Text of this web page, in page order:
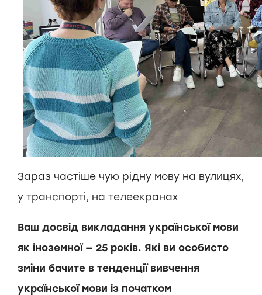
Зараз частіше чую рідну мову на вулицях,
у транспорті, на телеекранах
Ваш досвід викладання української мови
як іноземної — 25 років. Які ви особисто
зміни бачите в тенденції вивчення
української мови із початком